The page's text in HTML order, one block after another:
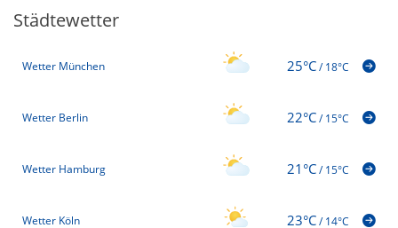
Städtewetter
Wetter München 25°C/18°C
Wetter Berlin 22°C/15°C
Wetter Hamburg 21°C/15°C
Wetter Köln 23°C/14°C